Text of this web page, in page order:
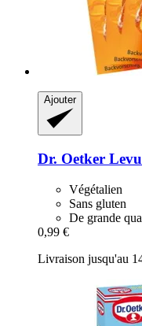
Ajouter
Dr. Oetker
Végétalien
Sans gluten
De grande
0,99 €
Livraison jusqu'au